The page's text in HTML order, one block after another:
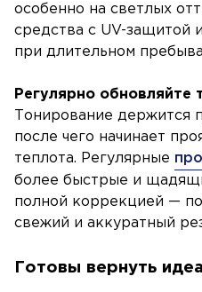
особенно на светлых
средства с UV-защитой
при длительном
Регулярно обновляйте
Тонирование держится
после чего начинает
теплота. Регулярные
более быстрые и
полной коррекцией —
свежий и аккуратный
Готовы вернуть